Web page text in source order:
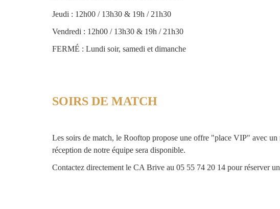
Jeudi : 12h00 / 13h30 & 19h / 21h30
Vendredi : 12h00 / 13h30 & 19h / 21h30
FERMÉ : Lundi soir, samedi et dimanche
SOIRS DE MATCH
Les soirs de match, le Rooftop propose une offre "place VIP" avec
réception de notre équipe sera disponible.
Contactez directement le CA Brive au 05 55 74 20 14 pour réserver